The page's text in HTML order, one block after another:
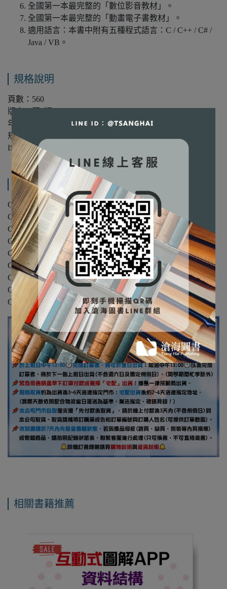
全國第一本最完整的「數位影音教材」。
全國第一本最完整的「動畫電子書教材」。
適用語言：本書中附有五種程式語言：C / C++ / C# /
Java / VB。
規格說明
頁數：560
版次：第1版
年份：2021年
規格：16開/平裝/雙色
ISBN：9789860651546
產品內容與運送說明
Chapter 1 導論
Chapter 2 陣列
Chapter 3 堆疊
Chapter 4 佇列
Chapter 5 串列
Chapter 6 樹狀結構
Chapter 7 圖形結構
Chapter 8 排序
Chapter 9 搜尋
相關書籍推薦